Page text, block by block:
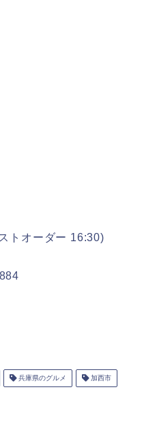
トオーダー 16:30)
兵庫県のグルメ 加西市